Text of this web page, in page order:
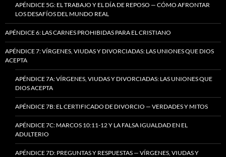
APÉNDICE 5G: EL TRABAJO Y EL DÍA DE REPOSO — CÓMO AFRONTAR
LOS DESAFÍOS DEL MUNDO REAL
APÉNDICE 6: LAS CARNES PROHIBIDAS PARA EL CRISTIANO
APÉNDICE 7: VÍRGENES, VIUDAS Y DIVORCIADAS: LAS UNIONES QUE DIOS
ACEPTA
APÉNDICE 7A: VÍRGENES, VIUDAS Y DIVORCIADAS: LAS UNIONES QUE
DIOS ACEPTA
APÉNDICE 7B: EL CERTIFICADO DE DIVORCIO — VERDADES Y MITOS
APÉNDICE 7C: MARCOS 10:11-12 Y LA FALSA IGUALDAD EN EL
ADULTERIO
APÉNDICE 7D: PREGUNTAS Y RESPUESTAS — VÍRGENES, VIUDAS Y